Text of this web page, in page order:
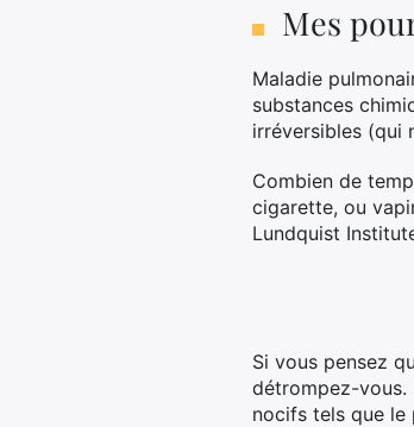
Mes
Maladie
substances
irréversibles (qui
Combien de
cigarette, ou
Lundquist
Si vous pensez
détrompez-vous.
nocifs tels que le